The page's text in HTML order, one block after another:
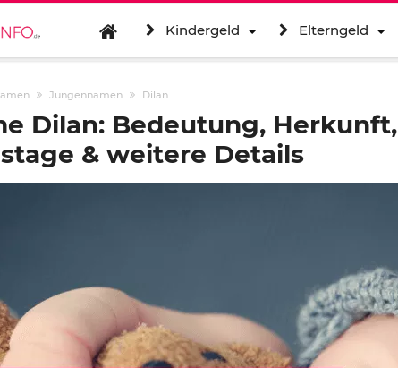
Kindergeld Elterngeld
Jungennamen Dilan
Dilan: Bedeutung, Herkunft,
& weitere Details